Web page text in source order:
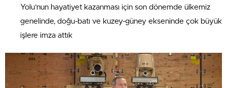
Yolu’nun hayatiyet kazanması için son dönemde ülkemiz
genelinde, doğu-batı ve kuzey-güney ekseninde çok büyük
işlere imza attık